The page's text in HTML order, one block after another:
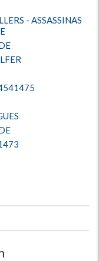
- ASSASSINAS